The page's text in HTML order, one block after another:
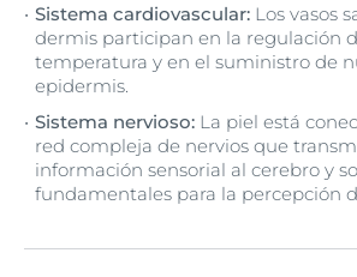
Sistema cardiovascular: Los vasos
dermis participan en la regulación
temperatura y en el suministro de
epidermis.
Sistema nervioso: La piel está
red compleja de nervios que
información sensorial al cerebro y
fundamentales para la percepción